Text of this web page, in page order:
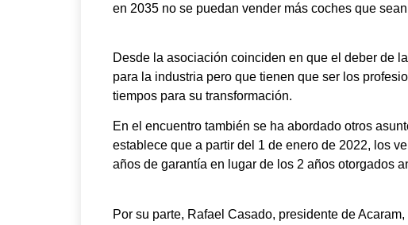
en 2035 no se puedan vender más coches que
Desde la asociación coinciden en que el deber de
para la industria pero que tienen que ser los
tiempos para su transformación.
En el encuentro también se ha abordado otros
establece que a partir del 1 de enero de 2022, los
años de garantía en lugar de los 2 años otorgados
Por su parte, Rafael Casado, presidente de